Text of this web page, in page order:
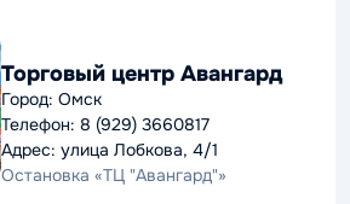
Торговый центр Авангард
Город: Омск
Телефон: 8 (929) 3660817
Адрес: улица Лобкова, 4/1
Остановка «ТЦ "Авангард"»